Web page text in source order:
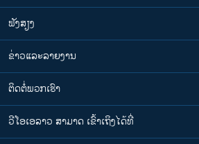
ຟັງສຽງ
ຂ່າວແລະລາຍງານ
ຕິດຕໍ່ພວກເຮົາ
ວີໂອເອລາວ ສາມາດ ເຂົ້າເຖິງໄດ້ທີ່